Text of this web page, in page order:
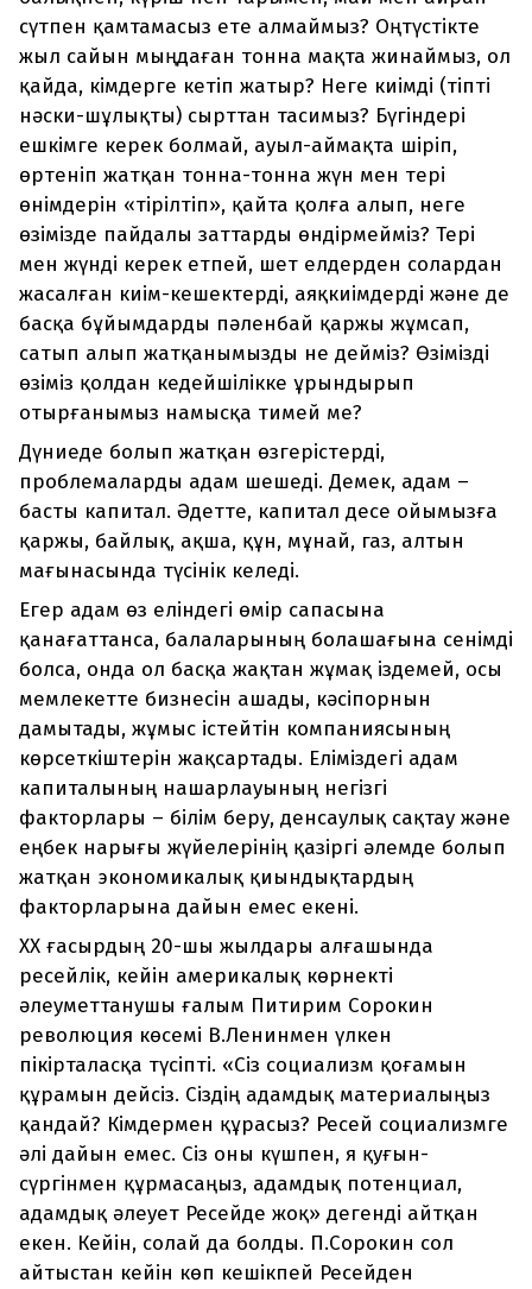
сүтпен қамтамасыз ете алмаймыз? Оңтүстікте
жыл сайын мыңдаған тонна мақта жинаймыз, ол
қайда, кімдерге кетіп жатыр? Неге киімді (тіпті
нәски-шұлықты) сырттан тасимыз? Бүгіндері
ешкімге керек болмай, ауыл-аймақта шіріп,
өртеніп жатқан тонна-тонна жүн мен тері
өнімдерін «тірілтіп», қайта қолға алып, неге
өзімізде пайдалы зат­тарды өндірмейміз? Тері
мен жүнді керек етпей, шет елдерден солардан
жасалған киім-кешектерді, аяқкиімдерді және де
басқа бұйымдарды пәленбай қаржы жұмсап,
сатып алып жатқанымызды не дейміз? Өзімізді
өзіміз қолдан кедейшілікке ұрындырып
отырғанымыз намысқа тимей ме?
Дүниеде болып жатқан өзгерістерді,
проблемаларды адам шешеді. Демек, адам –
басты капитал. Әдетте, капитал десе ойымызға
қаржы, байлық, ақша, құн, мұнай, газ, алтын
мағынасында түсінік келеді.
Егер адам өз еліндегі өмір сапасына
қанағаттанса, балаларының болашағына сенімді
болса, онда ол басқа жақтан жұмақ іздемей, осы
мемлекетте бизнесін ашады, кәсіпорнын
дамытады, жұмыс істейтін компаниясының
көрсеткіштерін жақсартады. Еліміздегі адам
капиталының нашарлауының негізгі
факторлары – білім беру, денсаулық сақтау және
еңбек нарығы жүйелерінің қазіргі әлемде болып
жатқан экономикалық қиындықтардың
факторларына да­йын емес екені.
XX ғасырдың 20-шы жылдары алғашында
ресейлік, кейін америкалық көрнекті
әлеуметтанушы ғалым Питирим Сорокин
революция көсемі В.Ленинмен үлкен
пікірталасқа түсіпті. «Сіз социа­лизм қоғамын
құрамын дейсіз. Сіздің адамдық материалыңыз
қандай? Кімдермен құрасыз? Ресей социа­лизмге
әлі дайын емес. Сіз оны күшпен, я қуғын-
сүргінмен құрмасаңыз, адамдық потенциал,
адамдық әлеует Ресейде жоқ» дегенді айтқан
екен. Кейін, солай да болды. П.Сорокин сол
айтыстан кейін көп кешікпей Ресейден